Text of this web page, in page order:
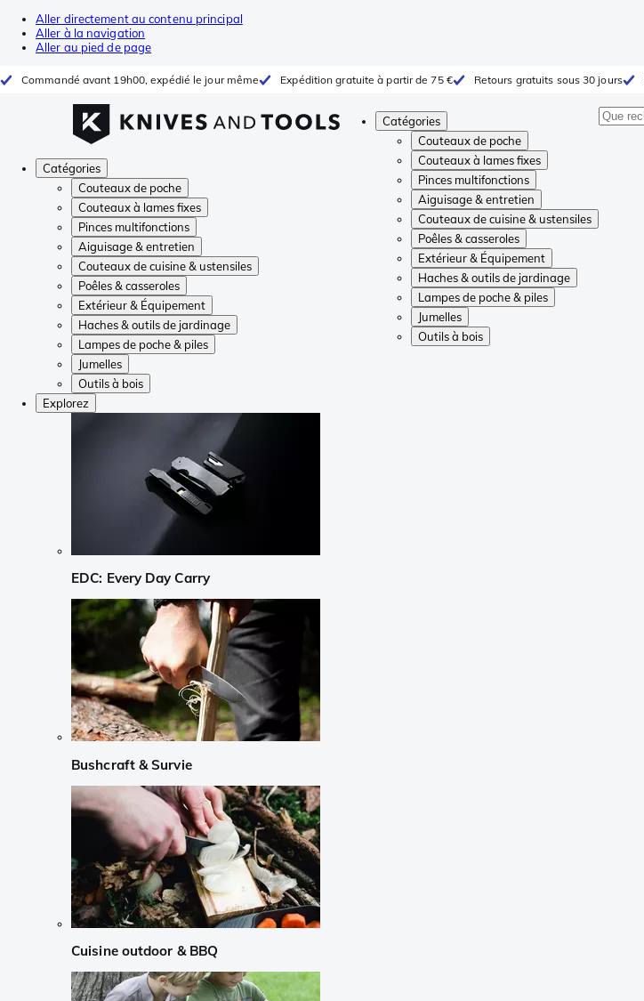
Aller directement au contenu principal
Aller à la navigation
Aller au pied de page
Commandé avant 19h00, expédié le jour même Expédition gratuite à partir de 75 € Retours gratuits sous 30 jours
Catégories
Couteaux de poche
Couteaux à lames fixes
Pinces multifonctions
Aiguisage & entretien
Couteaux de cuisine & ustensiles
Poêles & casseroles
Extérieur & Équipement
Haches & outils de jardinage
Lampes de poche & piles
Jumelles
Outils à bois
Catégories
Couteaux de poche
Couteaux à lames fixes
Pinces multifonctions
Aiguisage & entretien
Couteaux de cuisine & ustensiles
Poêles & casseroles
Extérieur & Équipement
Haches & outils de jardinage
Lampes de poche & piles
Jumelles
Outils à bois
Explorez
EDC: Every Day Carry
Bushcraft & Survie
Cuisine outdoor & BBQ